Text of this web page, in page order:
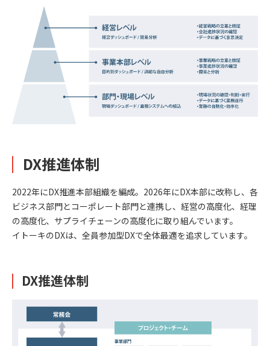
DX推進体制
2022年にDX推進本部組織を編成。2026年にDX本部に改称し、各
ビジネス部門とコーポレート部門と連携し、経営の高度化、経理
の高度化、サプライチェーンの高度化に取り組んでいます。
イトーキのDXは、全員参加型DXで全体最適を追求しています。
DX推進体制